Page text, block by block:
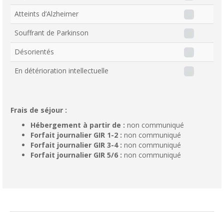
Atteints d’Alzheimer
Souffrant de Parkinson
Désorientés
En détérioration intellectuelle
Frais de séjour :
Hébergement à partir de : non communiqué
Forfait journalier GIR 1-2 : non communiqué
Forfait journalier GIR 3-4 : non communiqué
Forfait journalier GIR 5/6 : non communiqué